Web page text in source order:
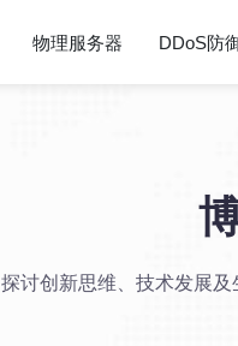
物理服务器 DDoS防
探讨创新思维、技术发展及